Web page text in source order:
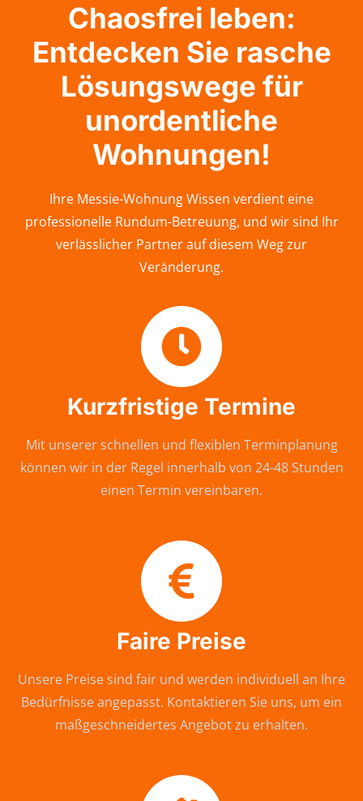
Chaosfrei leben:
Entdecken Sie rasche
Lösungswege für
unordentliche
Wohnungen!
Ihre Messie-Wohnung Wissen verdient eine
professionelle Rundum-Betreuung, und wir sind Ihr
verlässlicher Partner auf diesem Weg zur
Veränderung.
Kurzfristige Termine
Mit unserer schnellen und flexiblen Terminplanung
können wir in der Regel innerhalb von 24-48 Stunden
einen Termin vereinbaren.
Faire Preise
Unsere Preise sind fair und werden individuell an Ihre
Bedürfnisse angepasst. Kontaktieren Sie uns, um ein
maßgeschneidertes Angebot zu erhalten.